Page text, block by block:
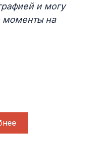
и могу
моменты на